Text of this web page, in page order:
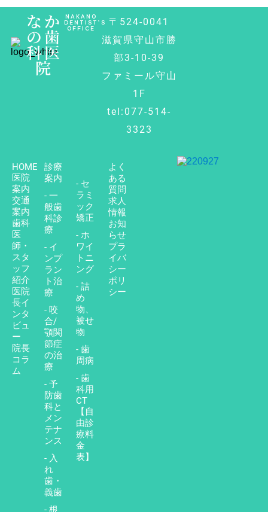
なか
の歯
科医
院
NAKANO
DENTIST’S
OFFICE
〒524-0041
滋賀県守山市勝
部3-10-39
ファミール守山
1F
tel:077-514-
3323
HOME
医院
案内
交通
案内
歯科
医
師・
スタ
ッフ
紹介
医院
長イ
ンタ
ビュ
ー
院長
コラ
ム
診療
案内
- 一
般歯
科診
療
- イ
ンプ
ラン
ト治
療
- 咬
合/
顎関
節症
の治
療
- 予
防歯
科と
メン
テナ
ンス
- 入
れ
歯・
義歯
- 根
- セ
ラミ
ック
矯正
- ホ
ワイ
トニ
ング
- 詰
め
物、
被せ
物
- 歯
周病
- 歯
科用
CT
【自
由診
療料
金
表】
よく
ある
質問
求人
情報
お知
らせ
プラ
イバ
シー
ポリ
シー